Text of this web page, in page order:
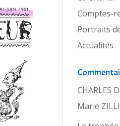
Comptes-
Portraits
Actualités
CHARLES
Marie